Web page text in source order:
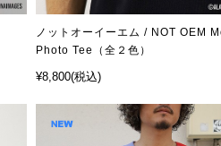
ノットオーイーエム / NOT OEM
Photo Tee（全２色）
¥8,800(税込)